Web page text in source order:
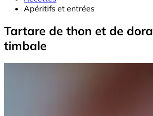
Apéritifs et entrées
Tartare de thon et de
timbale